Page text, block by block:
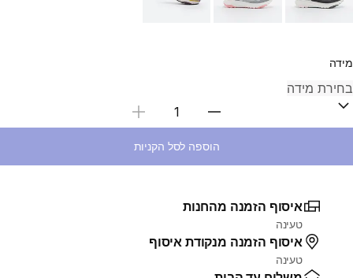
מידה
בחירת כמות
הוספה לסל הקניות
איסוף הזמנה מהחנות
טעינה
איסוף הזמנה מנקודת איסוף
טעינה